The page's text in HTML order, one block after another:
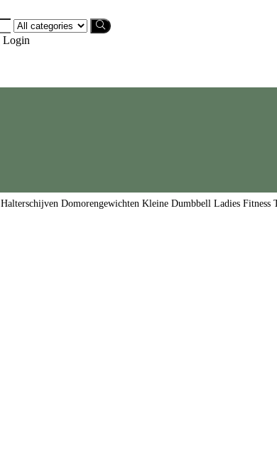
Login
Halterschijven Domorengewichten Kleine Dumbbell Ladies